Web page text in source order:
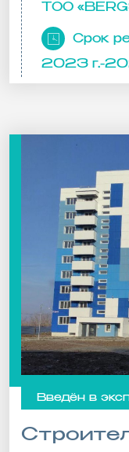
ТОО
Срок
2023 г.-
Введён в